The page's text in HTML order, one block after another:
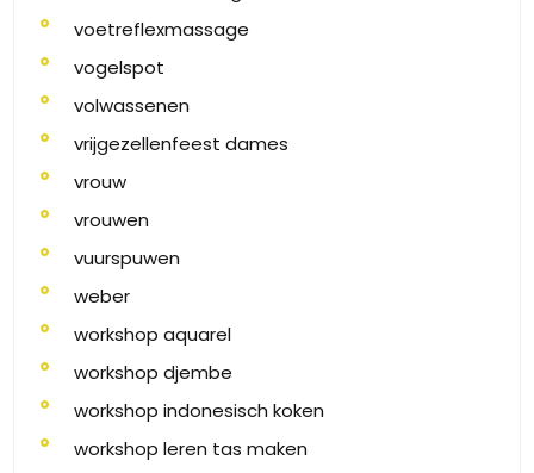
voetreflexmassage
vogelspot
volwassenen
vrijgezellenfeest dames
vrouw
vrouwen
vuurspuwen
weber
workshop aquarel
workshop djembe
workshop indonesisch koken
workshop leren tas maken